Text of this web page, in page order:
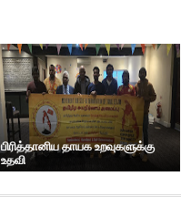
பிரித்தானிய தாயக உறவுகளுக்கு
உதவி